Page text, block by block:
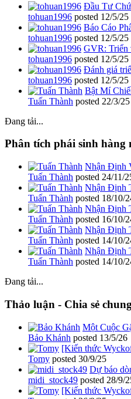
Đầu Tư
tohuan1996 posted 12/5/25
Báo Cáo
tohuan1996 posted 12/5/25
GVR: Triển
tohuan1996 posted 12/5/25
Đánh giá
tohuan1996 posted 12/5/25
Bật Mí
Tuấn Thành posted 22/3/25
Đang tải...
Phân tích phái sinh hàng
Nhận Định
Tuấn Thành posted 24/11/
Nhận Định
Tuấn Thành posted 18/10/
Nhận Định
Tuấn Thành posted 16/10/
Nhận Định
Tuấn Thành posted 14/10/
Nhận Định
Tuấn Thành posted 14/10/
Đang tải...
Thảo luận - Chia sẻ chung
Một Cuộc
Bảo Khánh posted 13/5/26
[Kiến thức
Tomy posted 30/9/25
Dự báo
midi_stock49 posted 28/9/
[Kiến thức